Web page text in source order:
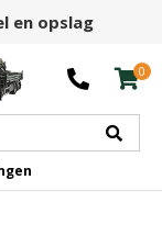
en opslag
0